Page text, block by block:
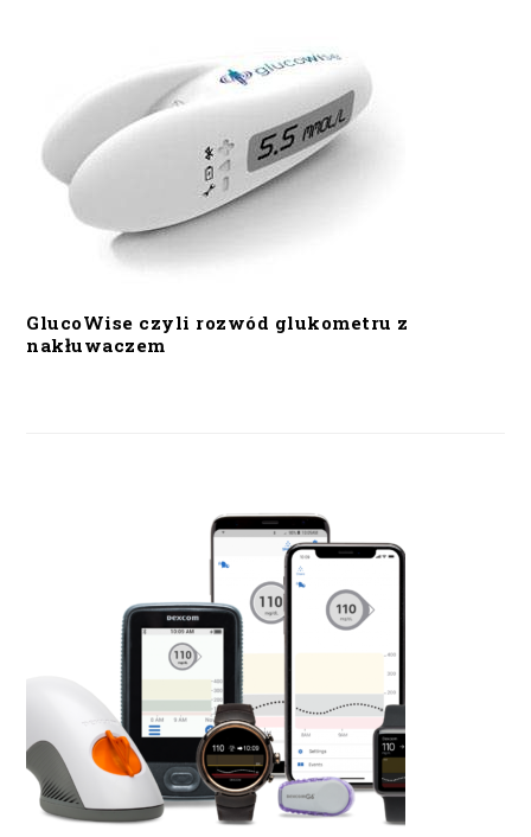
GlucoWise czyli rozwód glukometru z
nakłuwaczem